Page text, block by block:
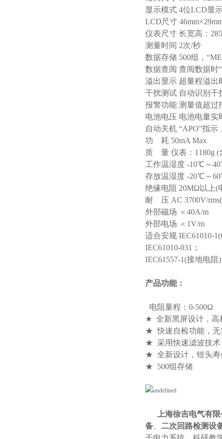
显示模式 4位LCD显
LCD尺寸
仪表尺寸 长宽高：
测量时间 2次/秒
数据存储 500组，
数据查阅 查阅数据时
溢出显示 超量程溢出
干扰测试 自动识别干
报警功能 测量值超过
电池电压 电池电量
自动关机 “APO”指
功 耗 50mA Max
质 量 仪表：1180g (
工作温湿度 -10℃～
存放温湿度 -20℃～
绝缘电阻 20MΩ以上(
耐 压 AC 3700V/
外部磁场 ＜40A/m
外部电场 ＜1V/m
适合安规 IEC61010-
IEC61010-031；
IEC61557-1(接地电阻
产品功能：
电阻量程：0-500Ω
★ 全新黑屏设计，高
★ 快速自检功能，无
★ 采用快速滤波技术
★ 全新设计，钳头寿
★ 500组存储
上海徐吉电气有限
备
二次回路检测设